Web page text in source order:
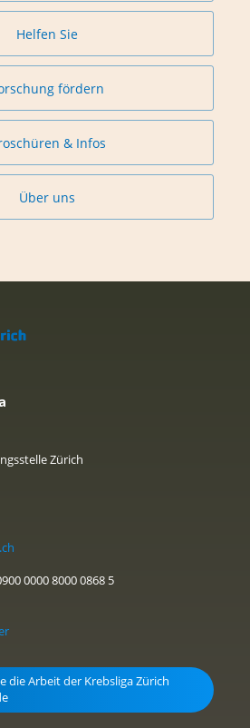
Helfen Sie
fördern
& Infos
Über uns
Zürich
0000 8000 0868 5
die Arbeit der Krebsliga Zürich